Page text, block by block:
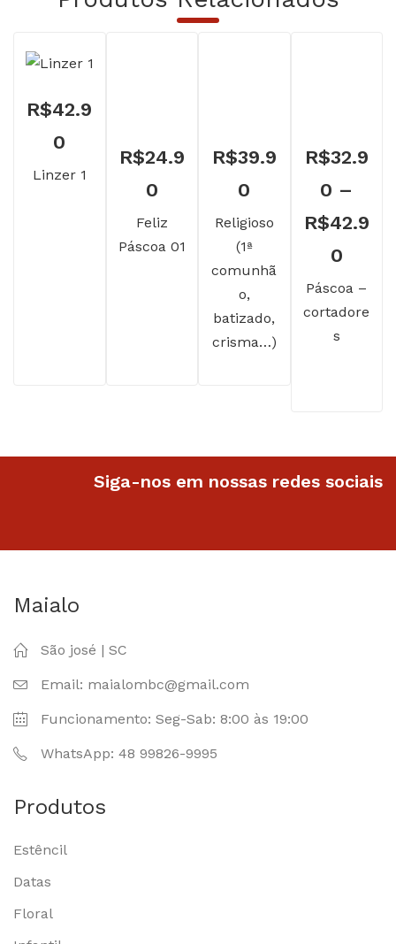
R$42.9
0
Linzer 1
R$24.9
0
Feliz
Páscoa 01
R$39.9
0
Religioso
(1ª
comunhã
o,
batizado,
crisma…)
R$32.9
0 –
R$42.9
0Faixa
de
Páscoa –
cortadore
s
Siga-nos em nossas redes sociais
Maialo
São josé | SC
Email: maialombc@gmail.com
Funcionamento: Seg-Sab: 8:00 às 19:00
WhatsApp: 48 99826-9995
Produtos
Estêncil
Datas
Floral